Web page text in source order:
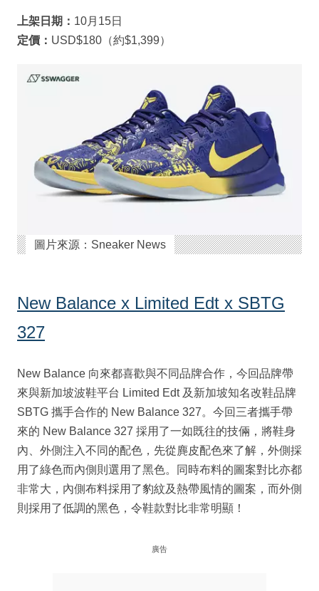
上架日期： 10月15日
定價： USD$180（約$1,399）
圖片來源：Sneaker News
New Balance x Limited Edt x SBTG
327
New Balance 向來都喜歡與不同品牌合作，今回品牌帶
來與新加坡波鞋平台 Limited Edt 及新加坡知名改鞋品牌
SBTG 攜手合作的 New Balance 327。今回三者攜手帶
來的 New Balance 327 採用了一如既往的技倆，將鞋身
內、外側注入不同的配色，先從麂皮配色來了解，外側採
用了綠色而內側則選用了黑色。同時布料的圖案對比亦都
非常大，內側布料採用了豹紋及熱帶風情的圖案，而外側
則採用了低調的黑色，令鞋款對比非常明顯！
廣告